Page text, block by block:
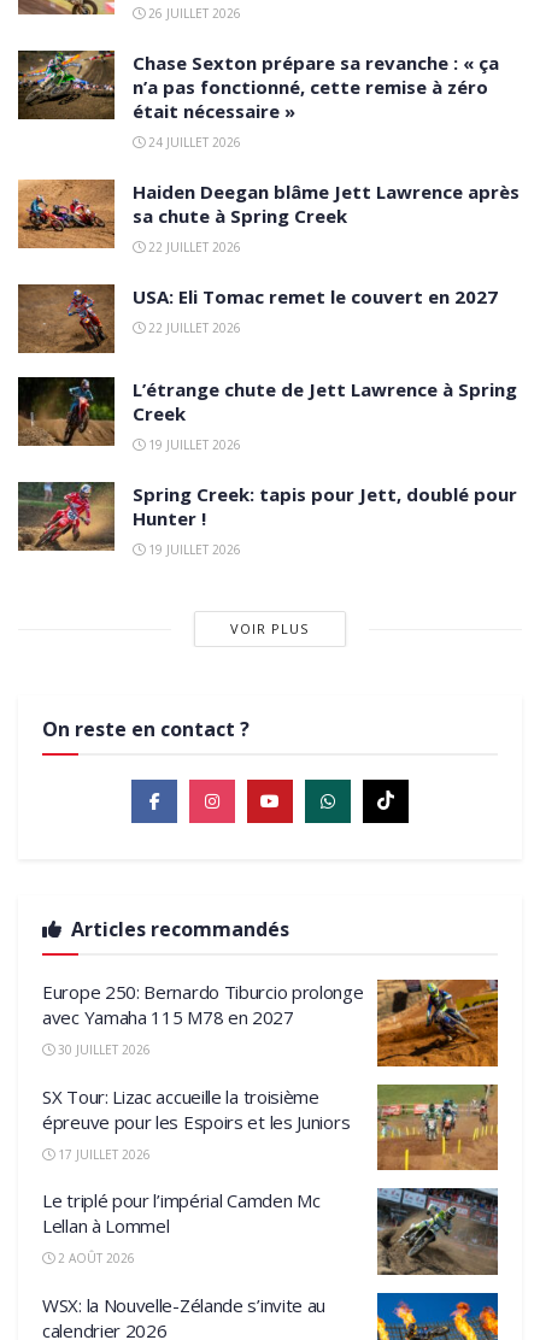
26 JUILLET 2026
Chase Sexton prépare sa revanche : « ça
n’a pas fonctionné, cette remise à zéro
était nécessaire »
24 JUILLET 2026
Haiden Deegan blâme Jett Lawrence après
sa chute à Spring Creek
22 JUILLET 2026
USA: Eli Tomac remet le couvert en 2027
22 JUILLET 2026
L’étrange chute de Jett Lawrence à Spring
Creek
19 JUILLET 2026
Spring Creek: tapis pour Jett, doublé pour
Hunter !
19 JUILLET 2026
VOIR PLUS
On reste en contact ?
Articles recommandés
Europe 250: Bernardo Tiburcio prolonge
avec Yamaha 115 M78 en 2027
30 JUILLET 2026
SX Tour: Lizac accueille la troisième
épreuve pour les Espoirs et les Juniors
17 JUILLET 2026
Le triplé pour l’impérial Camden Mc
Lellan à Lommel
2 AOÛT 2026
WSX: la Nouvelle-Zélande s’invite au
calendrier 2026